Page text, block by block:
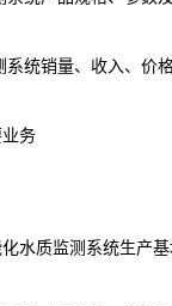
销量、收入、价格
务
质监测系统生产基